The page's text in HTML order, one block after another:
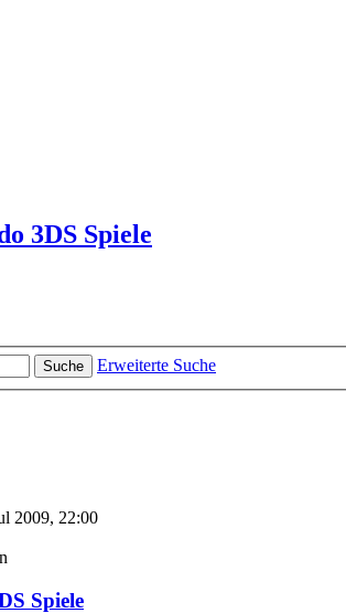
3DS Spiele
Suche
Erweiterte Suche
2009, 22:00
Spiele